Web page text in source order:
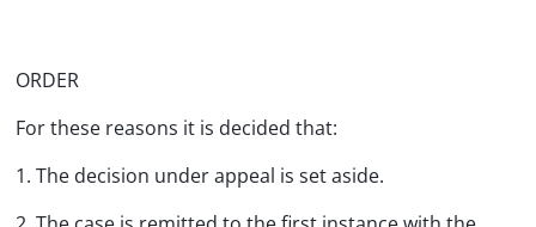
ORDER
For these reasons it is decided that:
1. The decision under appeal is set aside.